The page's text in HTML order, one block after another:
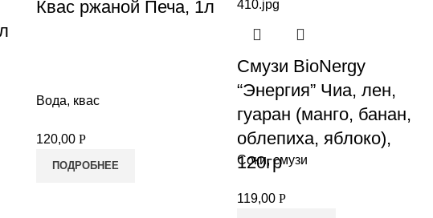
Квас ржаной Печа, 1л
Вода, квас
120,00 Р
ПОДРОБНЕЕ
Смузи BioNergy
“Энергия” Чиа, лен,
гуаран (манго, банан,
облепиха, яблоко),
120гр
Соки, смузи
119,00 Р